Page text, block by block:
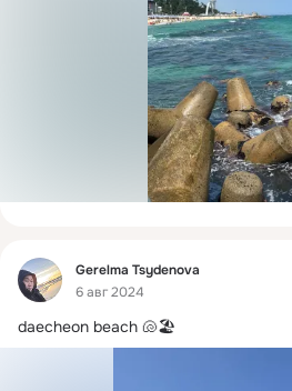
Фид
Gerelma Tsydenova
6 авг 2024
daecheon beach 🐚🏖️